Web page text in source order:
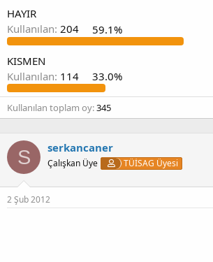
l
a
t
a
n
i
HAYIR
Kullanılan: 204 59.1%
KISMEN
Kullanılan: 114 33.0%
Kullanılan toplam oy 345
S serkancaner
Çalışkan Üye TÜİSAG Üyesi
2 Şub 2012